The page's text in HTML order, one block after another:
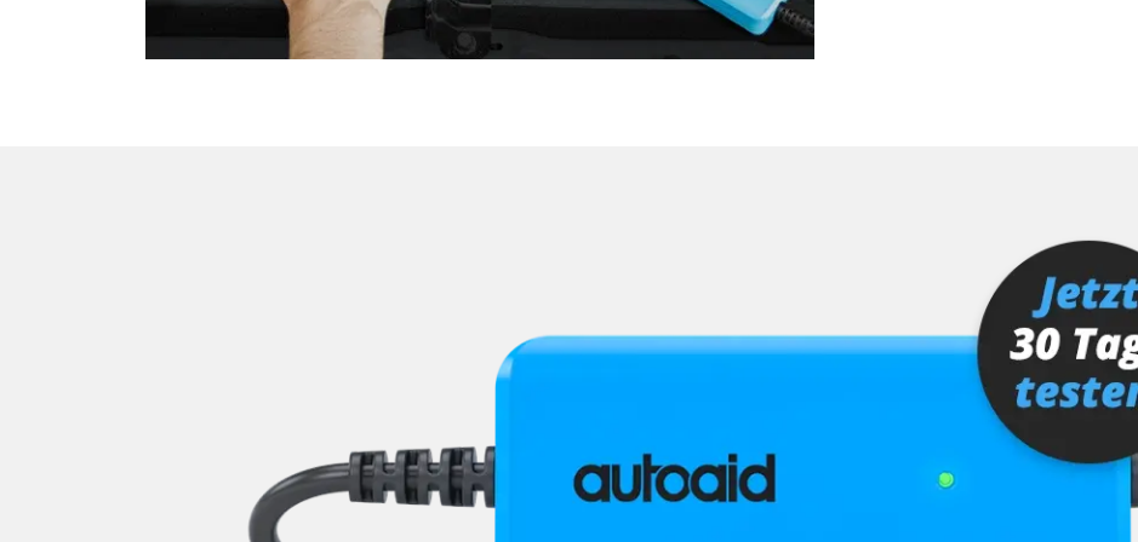
Niveauregulierung
Oben-, Hinten-, Seitenkamera (TRSVC)
Sitzelektronik Beifahrer
Sitzheizung
Sitzpositionsspeicher Fahrer